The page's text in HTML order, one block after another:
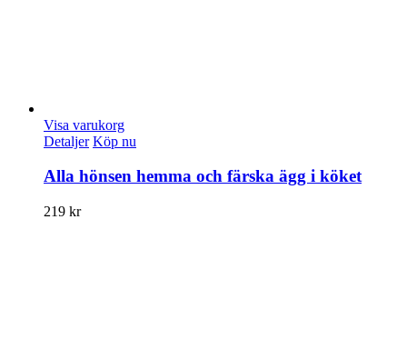
Visa varukorg
Detaljer Köp nu
Alla hönsen hemma och färska ägg i köket
219 kr